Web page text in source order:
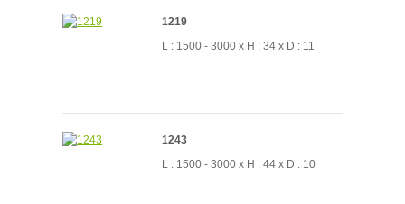
1219
L : 1500 - 3000 x H : 34 x D : 11
1243
L : 1500 - 3000 x H : 44 x D : 10